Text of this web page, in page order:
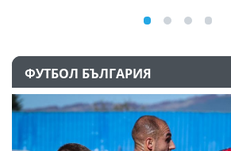
ФУТБОЛ БЪЛГАРИЯ